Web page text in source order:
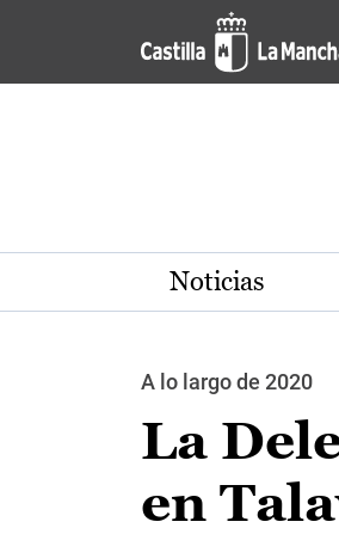
Pasar al contenido principal
Noticias
A lo largo de 2020
La
en